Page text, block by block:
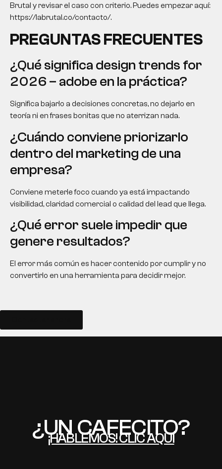
Brutal y revisar el caso con criterio. Puedes empezar aquí:
https://labrutal.co/contacto/.
PREGUNTAS FRECUENTES
¿Qué significa design trends for
2026 – adobe en la práctica?
Significa bajarlo a decisiones concretas, no dejarlo en
teoría ni en frases bonitas que no aterrizan nada.
¿Cuándo conviene priorizarlo
dentro del marketing de una
empresa?
Conviene meterle foco cuando ya está impactando
visibilidad, claridad comercial o calidad del lead que llega.
¿Qué error suele impedir que
genere resultados?
El error más común es hacer contenido por cumplir y no
convertirlo en una herramienta para decidir mejor.
¿UN CAFECITO?
¡HABLEMOS! CLIC AQUÍ